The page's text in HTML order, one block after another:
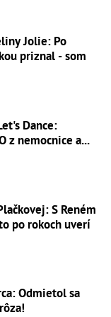
Jolie: Po
priznal - som
Dance:
z nemocnice a...
S Reném
po rokoch uverí
Odmietol sa